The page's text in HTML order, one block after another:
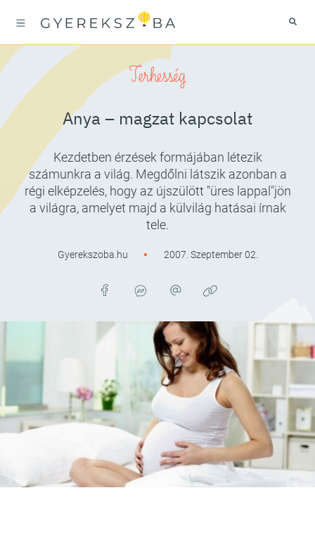
Terhesség
Anya – magzat kapcsolat
Kezdetben érzések formájában létezik
számunkra a világ. Megdőlni látszik azonban a
régi elképzelés, hogy az újszülött "üres lappal"jön
a világra, amelyet majd a külvilág hatásai írnak
tele.
Gyerekszoba.hu 2007. Szeptember 02.